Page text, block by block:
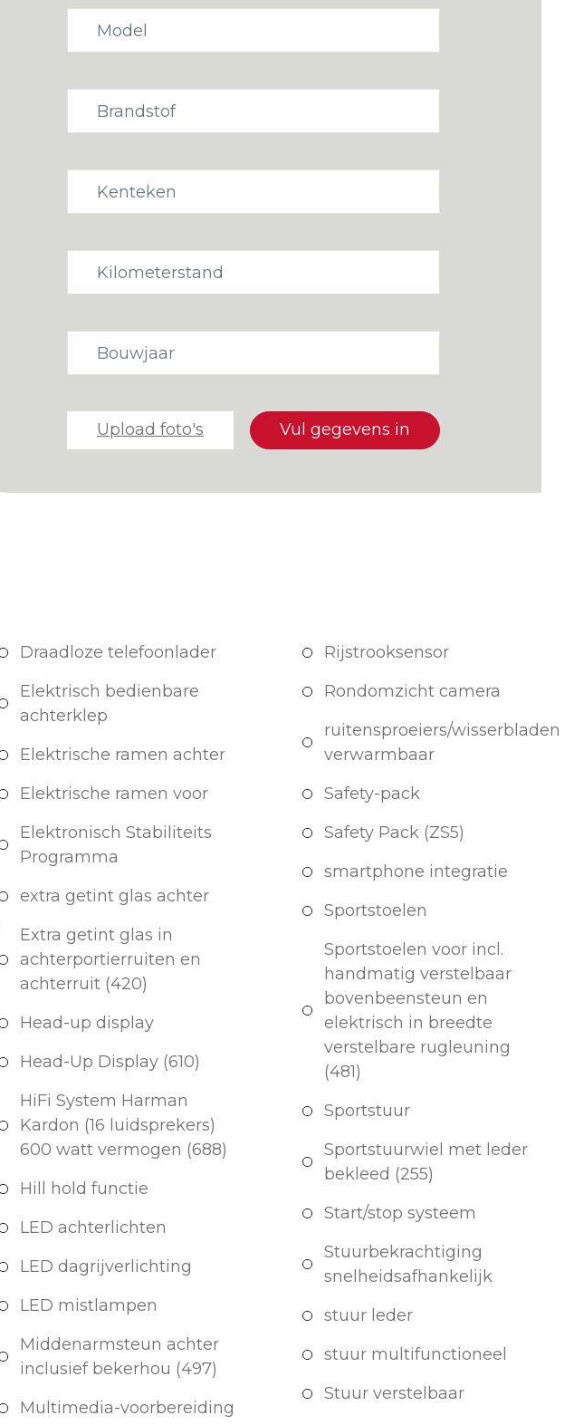
Upload foto's Vul gegevens in
Draadloze telefoonlader
Elektrisch bedienbare
achterklep
Elektrische ramen achter
Elektrische ramen voor
Elektronisch Stabiliteits
Programma
extra getint glas achter
Extra getint glas in
achterportierruiten en
achterruit (420)
Head-up display
Head-Up Display (610)
HiFi System Harman
Kardon (16 luidsprekers)
600 watt vermogen (688)
Hill hold functie
LED achterlichten
LED dagrijverlichting
LED mistlampen
Middenarmsteun achter
inclusief bekerhou (497)
Multimedia-voorbereiding
Rijstrooksensor
Rondomzicht camera
ruitensproeiers/wisserbladen
verwarmbaar
Safety-pack
Safety Pack (ZS5)
smartphone integratie
Sportstoelen
Sportstoelen voor incl.
handmatig verstelbaar
bovenbeensteun en
elektrisch in breedte
verstelbare rugleuning
(481)
Sportstuur
Sportstuurwiel met leder
bekleed (255)
Start/stop systeem
Stuurbekrachtiging
snelheidsafhankelijk
stuur leder
stuur multifunctioneel
Stuur verstelbaar